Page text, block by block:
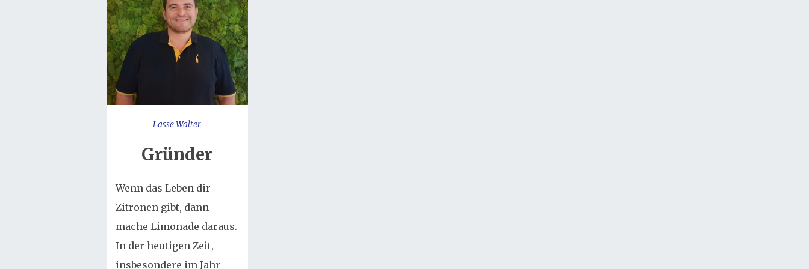
Lasse Walter
Gründer
Wenn das Leben dir
Zitronen gibt, dann
mache Limonade daraus.
In der heutigen Zeit,
insbesondere im Jahr